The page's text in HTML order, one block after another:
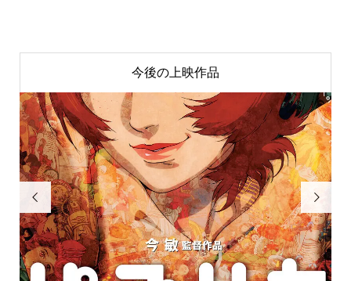
今後の上映作品
 